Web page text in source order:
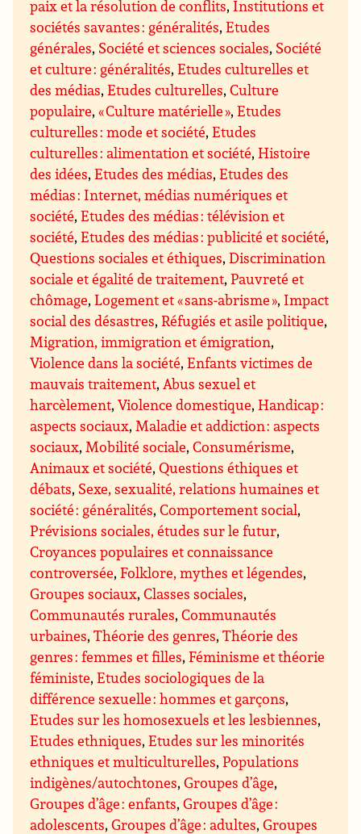
paix et la résolution de conflits, Institutions et
sociétés savantes : généralités,Etudes
générales, Société et sciences sociales, Société
et culture : généralités,Etudes culturelles et
des médias,Etudes culturelles,Culture
populaire,« Culture matérielle »,Etudes
culturelles : mode et société,Etudes
culturelles : alimentation et société,Histoire
des idées,Etudes des médias,Etudes des
médias : Internet, médias numériques et
société,Etudes des médias : télévision et
société,Etudes des médias : publicité et société,
Questions sociales et éthiques,Discrimination
sociale et égalité de traitement,Pauvreté et
chômage,Logement et « sans-abrisme », Impact
social des désastres,Réfugiés et asile politique,
Migration, immigration et émigration,
Violence dans la société,Enfants victimes de
mauvais traitement,Abus sexuel et
harcèlement,Violence domestique,Handicap :
aspects sociaux,Maladie et addiction : aspects
sociaux,Mobilité sociale,Consumérisme,
Animaux et société,Questions éthiques et
débats, Sexe, sexualité, relations humaines et
société : généralités,Comportement social,
Prévisions sociales, études sur le futur,
Croyances populaires et connaissance
controversée,Folklore, mythes et légendes,
Groupes sociaux,Classes sociales,
Communautés rurales,Communautés
urbaines,Théorie des genres,Théorie des
genres : femmes et filles,Féminisme et théorie
féministe,Etudes sociologiques de la
différence sexuelle : hommes et garçons,
Etudes sur les homosexuels et les lesbiennes,
Etudes ethniques,Etudes sur les minorités
ethniques et multiculturelles,Populations
indigènes/autochtones,Groupes d’âge,
Groupes d’âge : enfants,Groupes d’âge :
adolescents,Groupes d’âge : adultes,Groupes